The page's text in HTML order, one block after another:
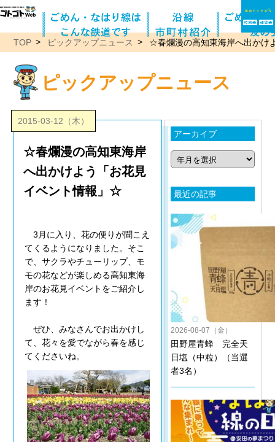
TOP ピックアップニュース ☆春爛漫の高知東海岸へ出かけ
ピックアップニュース
2015-03-12（木）
☆春爛漫の高知東海岸
へ出かけよう「お花見
イベント情報」☆
3月に入り、花の便りが聞こえ
てくるようになりました。そこ
で、サクラやチューリップ、モ
モの花などが楽しめる高知東海
岸のお花見イベントをご紹介し
ます！
ぜひ、みなさんでお出かけし
て、花々を愛でながら春を感じ
てくださいね。
アーカイブ
最近の記事
2026-08-07（金）
田野屋青蜂 完全天
日塩（中粒）（当選
者3名）